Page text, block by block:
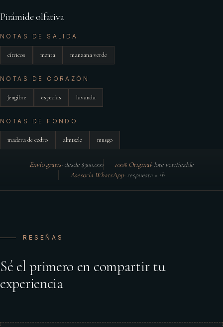
Pirámide olfativa
NOTAS DE SALIDA
cítricos menta manzana verde
NOTAS DE CORAZÓN
jengibre especias lavanda
NOTAS DE FONDO
madera de cedro almizcle musgo
Envío gratis· desde $300.000 100% Original· lote verificable
Asesoría WhatsApp· respuesta < 1h
RESEÑAS
Sé el primero en compartir tu
experiencia